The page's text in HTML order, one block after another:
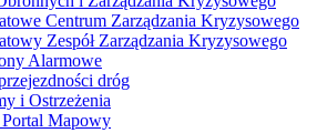
Centrum Zarządzania Kryzysowego
Zespół Zarządzania Kryzysowego
Alarmowe
dróg
i Ostrzeżenia
Mapowy